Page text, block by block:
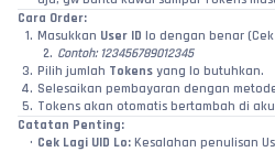
Cara Order:
Masukkan User ID lo dengan benar
Contoh: 123456789012345
Pilih jumlah Tokens yang lo butuhkan.
Selesaikan pembayaran dengan
Tokens akan otomatis bertambah di
Catatan Penting:
Cek Lagi UID Lo: Kesalahan penulisan